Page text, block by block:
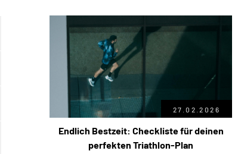
27.02.2026
Endlich Bestzeit: Checkliste für deinen
perfekten Triathlon-Plan